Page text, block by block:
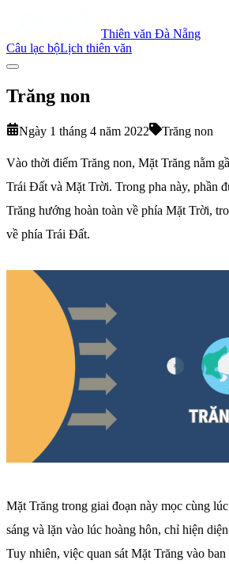
Thiên văn Đà Nẵng
Câu lạc bộLịch thiên văn
Trăng non
Ngày 1 tháng 4 năm 2022 Trăng non
Vào thời điểm Trăng non, Mặt Trăng nằm
Trái Đất và Mặt Trời. Trong pha này, phần
Trăng hướng hoàn toàn về phía Mặt Trời,
về phía Trái Đất.
Mặt Trăng trong giai đoạn này mọc cùng
sáng và lặn vào lúc hoàng hôn, chỉ hiện
Tuy nhiên, việc quan sát Mặt Trăng vào